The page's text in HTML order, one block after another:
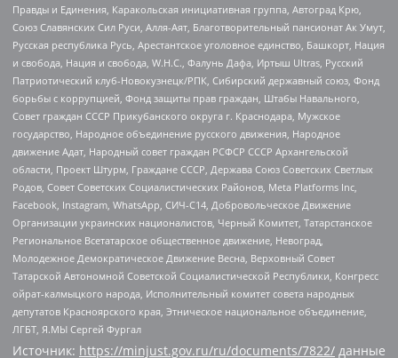
Правды и Единения, Каракольская инициативная группа, Автоград Крю,
Союз Славянских Сил Руси, Алля-Аят, Благотворительный пансионат Ак Умут,
Русская республика Русь, Арестантское уголовное единство, Башкорт, Нация
и свобода, Нация и свобода, W.H.С., Фалунь Дафа, Иртыш Ultras, Русский
Патриотический клуб-Новокузнецк/РПК, Сибирский державный союз, Фонд
борьбы с коррупцией, Фонд защиты прав граждан, Штабы Навального,
Совет граждан СССР Прикубанского округа г. Краснодара, Мужское
государство, Народное объединение русского движения, Народное
движение Адат, Народный совет граждан РСФСР СССР Архангельской
области, Проект Штурм, Граждане СССР, Держава Союз Советских Светлых
Родов, Совет Советских Социалистических Районов, Meta Platforms Inc,
Facebook, Instagram, WhatsApp, СИЧ-С14, Добровольческое Движение
Организации украинских националистов, Черный Комитет, Татарстанское
Региональное Всетатарское общественное движение, Невоград,
Молодежное Демократическое Движение Весна, Верховный Совет
Татарской Автономной Советской Социалистической Республики, Конгресс
ойрат-калмыцкого народа, Исполнительный комитет совета народных
депутатов Красноярского края, Этническое национальное объединение,
ЛГБТ, Я.МЫ Сергей Фургал
Источник: https://minjust.gov.ru/ru/documents/7822/ данные